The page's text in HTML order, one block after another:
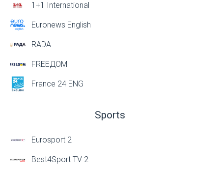
1+1 International
Euronews English
RADA
FREEДОМ
France 24 ENG
Sports
Eurosport 2
Best4Sport TV 2